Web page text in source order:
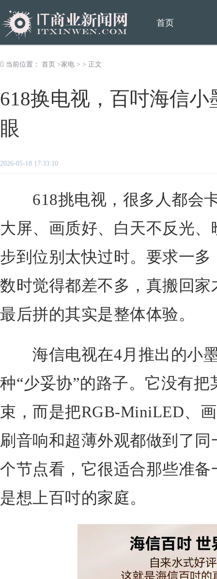
首页
当前位置： 首页 >家电 > > 正文
618换电视，百吋海信
眼
2026-05-18 17:33:10
618挑电视，很多人都会
大屏、画质好、白天不反光
步到位别太快过时。要求一
数时觉得都差不多，真搬回
最后拼的其实是整体体验。
海信电视在4月推出的小墨
种“少妥协”的路子。它没有
束，而是把RGB-MiniLED、
刷音响和超薄外观都做到了
个节点看，它很适合那些准
是想上百吋的家庭。